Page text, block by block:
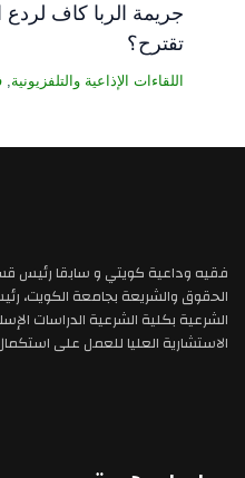
جريمة الربا كاف لردع
تقترح؟
اللقاءات الإذاعية والتلفزيونية,
فقيه وداعية كويتي و سابقا رئيس
الحقوق والشريعة بجامعة الكويت،
الشرعية بكلية الشرعية الدراسات
الاستشارية العليا للعمل على